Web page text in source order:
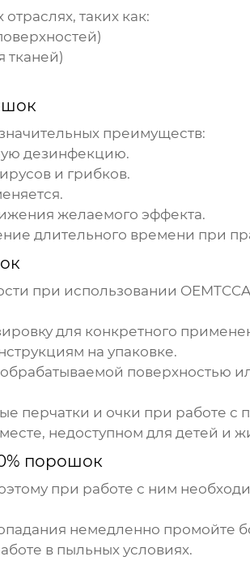
таких как:
тканей)
преимуществ:
дезинфекцию.
и грибков.
желаемого эффекта.
длительного времени при
при использовании
для конкретного
на упаковке.
обрабатываемой поверхностью
перчатки и очки при работе с
недоступном для детей и
порошок
при работе с ним
немедленно промойте
в пыльных условиях.